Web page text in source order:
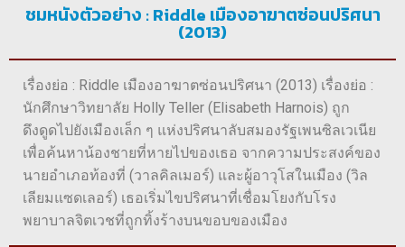
ชมหนังตัวอย่าง : Riddle เมืองอาฆาตซ่อนปริศนา
(2013)
เรื่องย่อ : Riddle เมืองอาฆาตซ่อนปริศนา (2013) เรื่องย่อ :
นักศึกษาวิทยาลัย Holly Teller (Elisabeth Harnois) ถูก
ดึงดูดไปยังเมืองเล็ก ๆ แห่งปริศนาลับสมองรัฐเพนซิลเวเนีย
เพื่อค้นหาน้องชายที่หายไปของเธอ จากความประสงค์ของ
นายอำเภอท้องที่ (วาลคิลเมอร์) และผู้อาวุโสในเมือง (วิล
เลียมแซดเลอร์) เธอเริ่มไขปริศนาที่เชื่อมโยงกับโรง
พยาบาลจิตเวชที่ถูกทิ้งร้างบนขอบของเมือง